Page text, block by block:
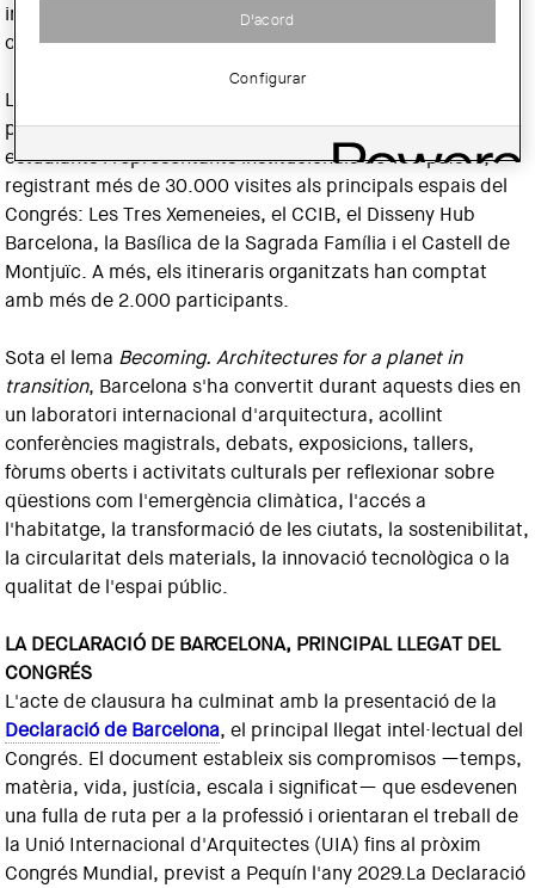
internacional al voltant dels grans reptes de l'arquitectura
contemporània.
L'esdeveniment ha superat les expectatives de
participació, reunint més de 10.000 professionals,
estudiants i representants institucionals de 130 països, i
registrant més de 30.000 visites als principals espais del
Congrés: Les Tres Xemeneies, el CCIB, el Disseny Hub
Barcelona, la Basílica de la Sagrada Família i el Castell de
Montjuïc. A més, els itineraris organitzats han comptat
amb més de 2.000 participants.
Sota el lema Becoming. Architectures for a planet in
transition, Barcelona s'ha convertit durant aquests dies en
un laboratori internacional d'arquitectura, acollint
conferències magistrals, debats, exposicions, tallers,
fòrums oberts i activitats culturals per reflexionar sobre
qüestions com l'emergència climàtica, l'accés a
l'habitatge, la transformació de les ciutats, la sostenibilitat,
la circularitat dels materials, la innovació tecnològica o la
qualitat de l'espai públic.
LA DECLARACIÓ DE BARCELONA, PRINCIPAL LLEGAT DEL
CONGRÉS
L'acte de clausura ha culminat amb la presentació de la
Declaració de Barcelona, el principal llegat intel·lectual del
Congrés. El document estableix sis compromisos —temps,
matèria, vida, justícia, escala i significat— que esdevenen
una fulla de ruta per a la professió i orientaran el treball de
la Unió Internacional d'Arquitectes (UIA) fins al pròxim
Congrés Mundial, previst a Pequín l'any 2029.La Declaració
D'acord
Configurar